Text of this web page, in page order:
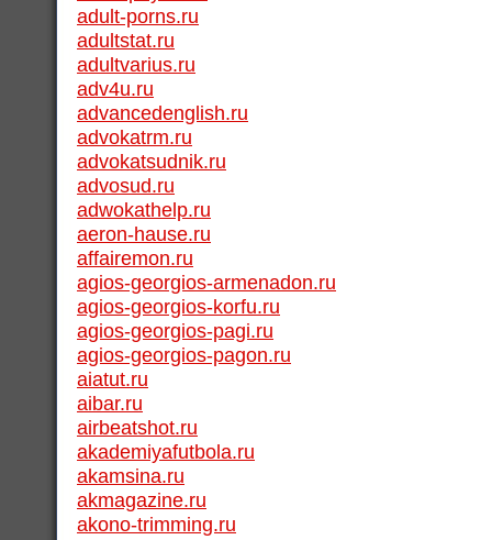
adult-porns.ru
adultstat.ru
adultvarius.ru
adv4u.ru
advancedenglish.ru
advokatrm.ru
advokatsudnik.ru
advosud.ru
adwokathelp.ru
aeron-hause.ru
affairemon.ru
agios-georgios-armenadon.ru
agios-georgios-korfu.ru
agios-georgios-pagi.ru
agios-georgios-pagon.ru
aiatut.ru
aibar.ru
airbeatshot.ru
akademiyafutbola.ru
akamsina.ru
akmagazine.ru
akono-trimming.ru